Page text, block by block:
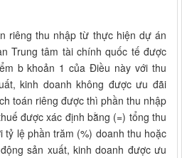
riêng thu nhập từ thực hiện dự án
Trung tâm tài chính quốc tế được
b khoản 1 của Điều này với thu
kinh doanh không được ưu đãi
toán riêng được thì phần thu nhập
được xác định bằng (=) tổng thu
tỷ lệ phần trăm (%) doanh thu hoặc
sản xuất, kinh doanh được ưu